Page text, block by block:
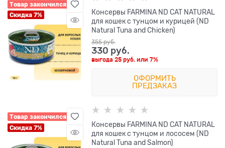
Товар закончился
Скидка 7%
Консервы FARMINA ND CAT NATURAL
для кошек с тунцом и курицей (ND
Natural Tuna and Chicken)
355 руб.
330 руб.
выгода25 руб. или7%
ОФОРМИТЬ
ПРЕДЗАКАЗ
Товар закончился
Скидка 7%
Консервы FARMINA ND CAT NATURAL
для кошек с тунцом и лососем (ND
Natural Tuna and Salmon)